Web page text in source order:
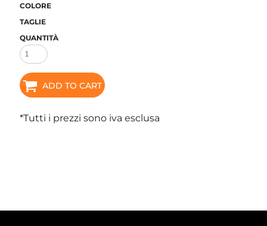
COLORE
TAGLIE
QUANTITÀ
ADD TO CART
*Tutti i prezzi sono iva esclusa